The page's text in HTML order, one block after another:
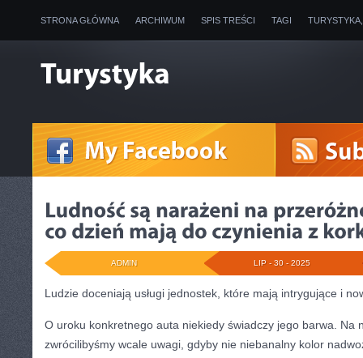
STRONA GŁÓWNA ARCHIWUM SPIS TREŚCI TAGI
LIP - 30 - 2025
ADMIN
Ludzie doceniają usługi jednostek, które mają intrygujące i
O uroku konkretnego auta niekiedy świadczy jego barwa. Na
zwrócilibyśmy wcale uwagi, gdyby nie niebanalny kolor